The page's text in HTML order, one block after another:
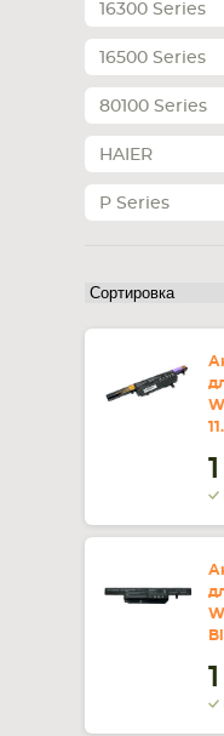
16300 Series
16500 Series
80100 Series
HAIER
P Series